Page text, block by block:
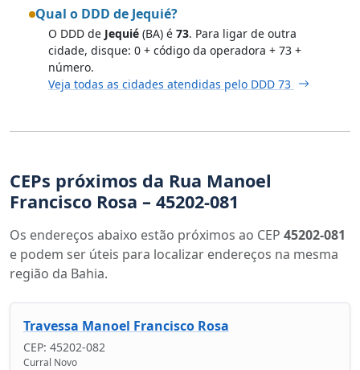
Qual o DDD de Jequié?
O DDD de Jequié (BA) é 73. Para ligar de outra
cidade, disque: 0 + código da operadora + 73 +
número.
Veja todas as cidades atendidas pelo DDD 73
CEPs próximos da Rua Manoel
Francisco Rosa – 45202-081
Os endereços abaixo estão próximos ao CEP 45202-081
e podem ser úteis para localizar endereços na mesma
região da Bahia.
Travessa Manoel Francisco Rosa
CEP: 45202-082
Curral Novo